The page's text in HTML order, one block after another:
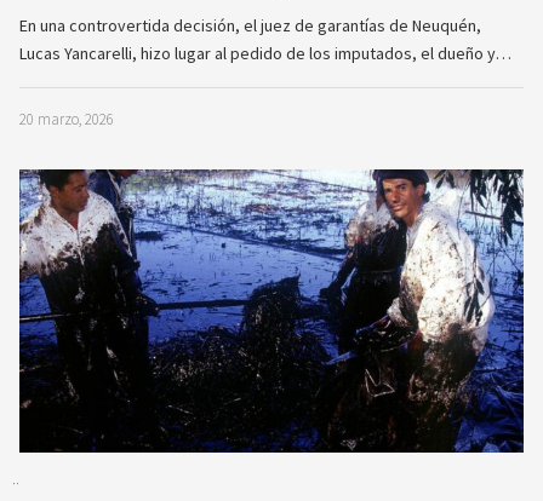
En una controvertida decisión, el juez de garantías de Neuquén,
Lucas Yancarelli, hizo lugar al pedido de los imputados, el dueño y…
20 marzo, 2026